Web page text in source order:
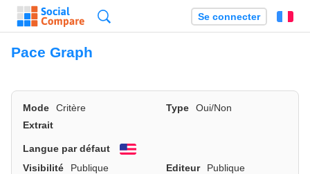
Se connecter
Pace Graph
Mode Critère Type
Oui/Non
Extrait
Langue par défaut
English
Visibilité
Publique Editeur
Publique